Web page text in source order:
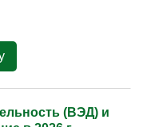
(ВЭД) и